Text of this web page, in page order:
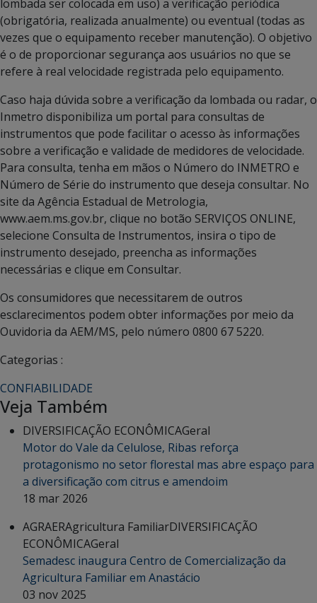
lombada ser colocada em uso) a verificação periódica
(obrigatória, realizada anualmente) ou eventual (todas as
vezes que o equipamento receber manutenção). O objetivo
é o de proporcionar segurança aos usuários no que se
refere à real velocidade registrada pelo equipamento.
Caso haja dúvida sobre a verificação da lombada ou radar, o
Inmetro disponibiliza um portal para consultas de
instrumentos que pode facilitar o acesso às informações
sobre a verificação e validade de medidores de velocidade.
Para consulta, tenha em mãos o Número do INMETRO e
Número de Série do instrumento que deseja consultar. No
site da Agência Estadual de Metrologia,
www.aem.ms.gov.br, clique no botão SERVIÇOS ONLINE,
selecione Consulta de Instrumentos, insira o tipo de
instrumento desejado, preencha as informações
necessárias e clique em Consultar.
Os consumidores que necessitarem de outros
esclarecimentos podem obter informações por meio da
Ouvidoria da AEM/MS, pelo número 0800 67 5220.
Categorias :
CONFIABILIDADE
Veja Também
DIVERSIFICAÇÃO ECONÔMICAGeral
Motor do Vale da Celulose, Ribas reforça
protagonismo no setor florestal mas abre espaço para
a diversificação com citrus e amendoim
18 mar 2026
AGRAERAgricultura FamiliarDIVERSIFICAÇÃO
ECONÔMICAGeral
Semadesc inaugura Centro de Comercialização da
Agricultura Familiar em Anastácio
03 nov 2025